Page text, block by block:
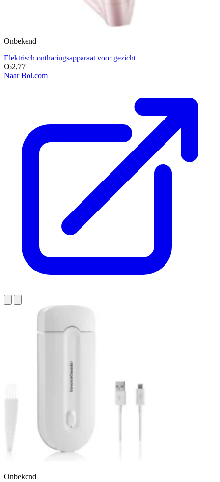
Onbekend
Elektrisch ontharingsapparaat voor gezicht
€62,77
Naar Bol.com
Onbekend